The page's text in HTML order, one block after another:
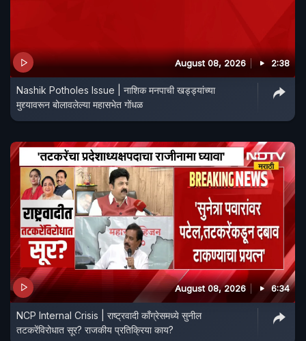
August 08, 2026 2:38
Nashik Potholes Issue | नाशिक मनपाची खड्ड्यांच्या
मुद्द्यावरून बोलावलेल्या महासभेत गोंधळ
August 08, 2026 6:34
NCP Internal Crisis | राष्ट्रवादी काँग्रेसमध्ये सुनील
तटकरेंविरोधात सूर? राजकीय प्रतिक्रिया काय?